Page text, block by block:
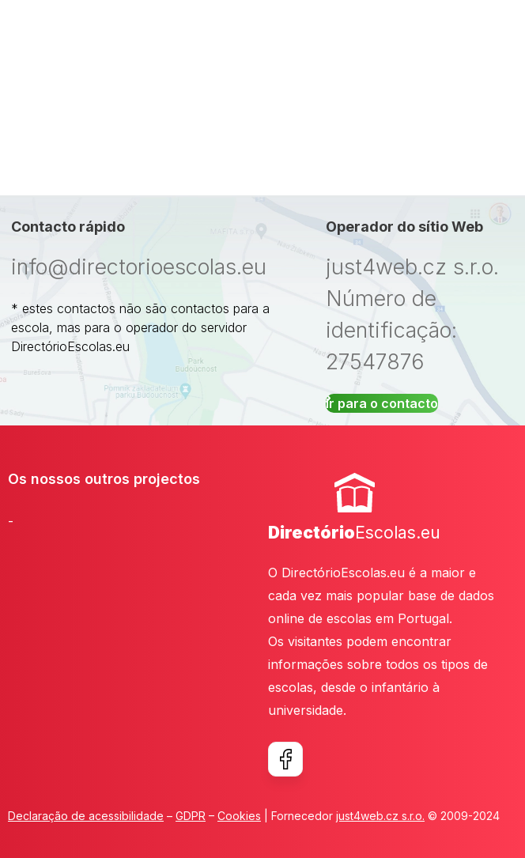
Contacto rápido
info@directorioescolas.eu
* estes contactos não são contactos para a
escola, mas para o operador do servidor
DirectórioEscolas.eu
Operador do sítio Web
just4web.cz s.r.o.
Número de
identificação:
27547876
Ir para o contacto
Os nossos outros projectos
-
DirectórioEscolas.eu
O DirectórioEscolas.eu é a maior e
cada vez mais popular base de dados
online de escolas em Portugal.
Os visitantes podem encontrar
informações sobre todos os tipos de
escolas, desde o infantário à
universidade.
Declaração de acessibilidade – GDPR – Cookies | Fornecedor just4web.cz s.r.o. © 2009-2024